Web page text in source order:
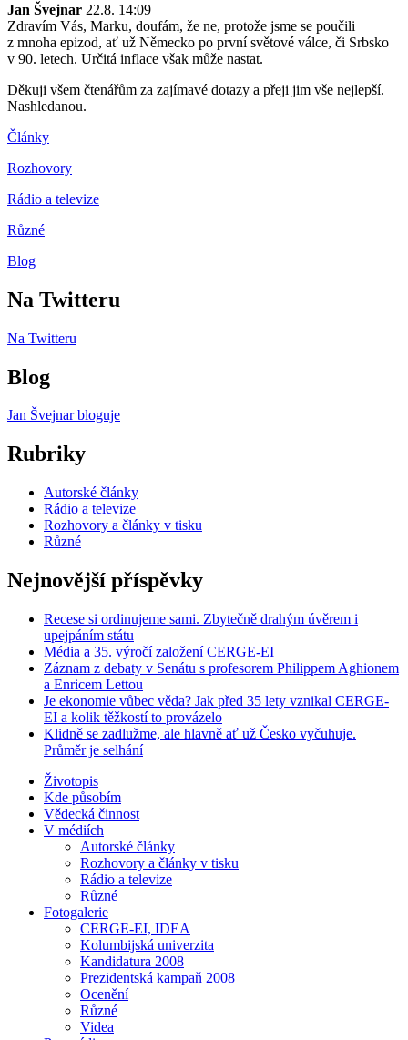
Jan Švejnar 22.8. 14:09
Zdravím Vás, Marku, doufám, že ne, protože jsme se poučili
z mnoha epizod, ať už Německo po první světové válce, či Srbsko
v 90. letech. Určitá inflace však může nastat.
Děkuji všem čtenářům za zajímavé dotazy a přeji jim vše nejlepší.
Nashledanou.
Články
Rozhovory
Rádio a televize
Různé
Blog
Na Twitteru
Na Twitteru
Blog
Jan Švejnar bloguje
Rubriky
Autorské články
Rádio a televize
Rozhovory a články v tisku
Různé
Nejnovější příspěvky
Recese si ordinujeme sami. Zbytečně drahým úvěrem i
upejpáním státu
Média a 35. výročí založení CERGE-EI
Záznam z debaty v Senátu s profesorem Philippem Aghionem
a Enricem Lettou
Je ekonomie vůbec věda? Jak před 35 lety vznikal CERGE-
EI a kolik těžkostí to provázelo
Klidně se zadlužme, ale hlavně ať už Česko vyčuhuje.
Průměr je selhání
Životopis
Kde působím
Vědecká činnost
V médiích
Autorské články
Rozhovory a články v tisku
Rádio a televize
Různé
Fotogalerie
CERGE-EI, IDEA
Kolumbijská univerzita
Kandidatura 2008
Prezidentská kampaň 2008
Ocenění
Různé
Videa